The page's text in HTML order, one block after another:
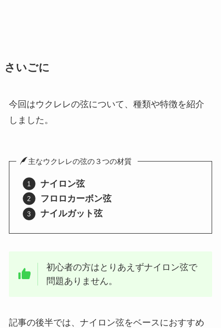
さいごに
今回はウクレレの弦について、種類や特徴を紹介
しました。
主なウクレレの弦の３つの材質
ナイロン弦
フロロカーボン弦
ナイルガット弦
初心者の方はとりあえずナイロン弦で
問題ありません。
記事の後半では、ナイロン弦をベースにおすすめ